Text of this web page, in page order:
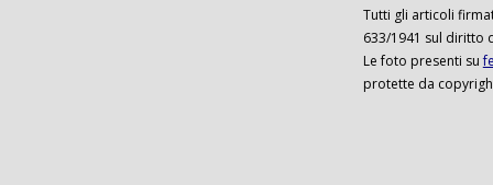
Tutti gli articoli
633/1941 sul diritto
Le foto presenti su
protette da